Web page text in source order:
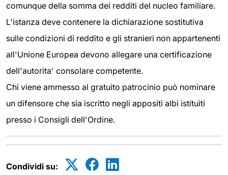
comunque della somma dei redditi del nucleo familiare.
L'istanza deve contenere la dichiarazione sostitutiva
sulle condizioni di reddito e gli stranieri non appartenenti
all'Unione Europea devono allegare una certificazione
dell'autorita' consolare competente.
Chi viene ammesso al gratuito patrocinio può nominare
un difensore che sia iscritto negli appositi albi istituiti
presso i Consigli dell'Ordine.
Condividi su: